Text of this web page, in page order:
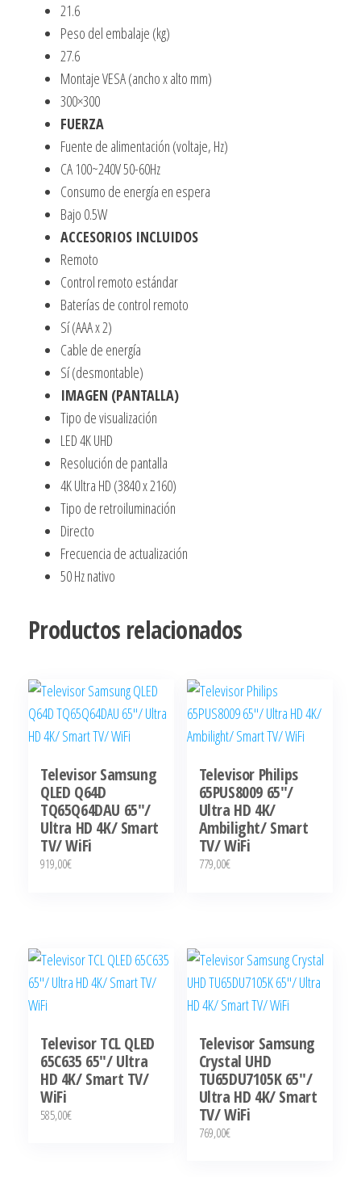
21.6
Peso del embalaje (kg)
27.6
Montaje VESA (ancho x alto mm)
300×300
FUERZA
Fuente de alimentación (voltaje, Hz)
CA 100~240V 50-60Hz
Consumo de energía en espera
Bajo 0.5W
ACCESORIOS INCLUIDOS
Remoto
Control remoto estándar
Baterías de control remoto
Sí (AAA x 2)
Cable de energía
Sí (desmontable)
IMAGEN (PANTALLA)
Tipo de visualización
LED 4K UHD
Resolución de pantalla
4K Ultra HD (3840 x 2160)
Tipo de retroiluminación
Directo
Frecuencia de actualización
50 Hz nativo
Productos relacionados
Televisor Samsung
QLED Q64D
TQ65Q64DAU 65″/
Ultra HD 4K/ Smart
TV/ WiFi
919,00€
Televisor Philips
65PUS8009 65″/
Ultra HD 4K/
Ambilight/ Smart
TV/ WiFi
779,00€
Televisor TCL QLED
65C635 65″/ Ultra
HD 4K/ Smart TV/
WiFi
585,00€
Televisor Samsung
Crystal UHD
TU65DU7105K 65″/
Ultra HD 4K/ Smart
TV/ WiFi
769,00€